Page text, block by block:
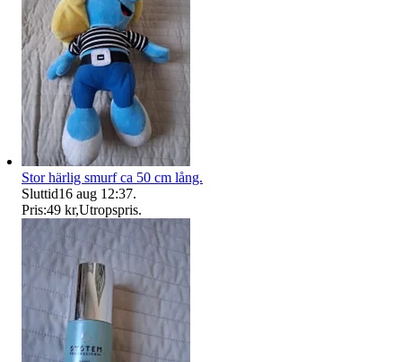
Stor härlig smurf ca 50 cm lång.
Sluttid16 aug 12:37.
Pris:49 kr,Utropspris.